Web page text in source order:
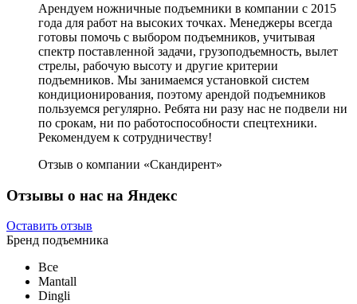
Арендуем ножничные подъемники в компании с 2015
года для работ на высоких точках. Менеджеры всегда
готовы помочь с выбором подъемников, учитывая
спектр поставленной задачи, грузоподъемность, вылет
стрелы, рабочую высоту и другие критерии
подъемников. Мы занимаемся установкой систем
кондиционирования, поэтому арендой подъемников
пользуемся регулярно. Ребята ни разу нас не подвели ни
по срокам, ни по работоспособности спецтехники.
Рекомендуем к сотрудничеству!
Отзыв о компании «Скандирент»
Отзывы о нас на Яндекс
Оставить отзыв
Бренд подъемника
Все
Mantall
Dingli